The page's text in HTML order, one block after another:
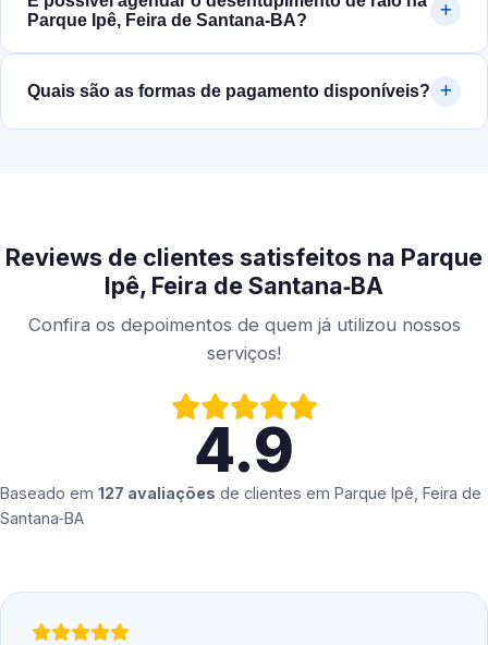
Parque Ipê, Feira de Santana‑BA?
Quais são as formas de pagamento disponíveis?
Reviews de clientes satisfeitos na Parque
Ipê, Feira de Santana‑BA
Confira os depoimentos de quem já utilizou nossos
serviços!
4.9
Baseado em 127 avaliações de clientes em Parque Ipê, Feira de
Santana‑BA